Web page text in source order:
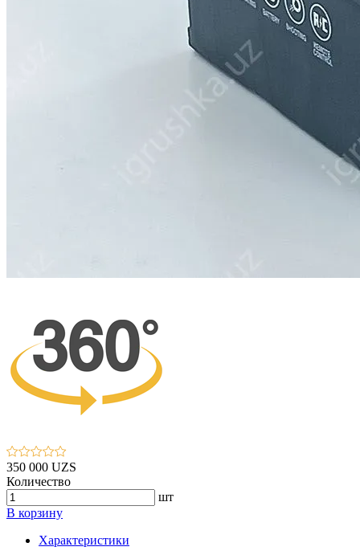
350 000 UZS
Количество
шт
В корзину
Характеристики